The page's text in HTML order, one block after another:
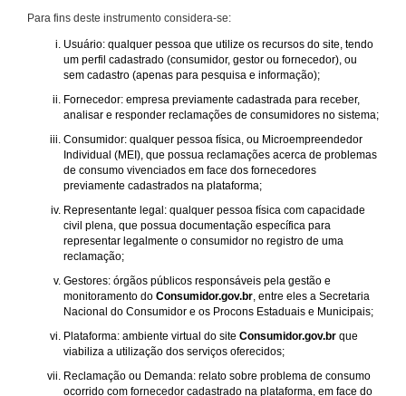
Para fins deste instrumento considera-se:
Usuário: qualquer pessoa que utilize os recursos do site, tendo
um perfil cadastrado (consumidor, gestor ou fornecedor), ou
sem cadastro (apenas para pesquisa e informação);
Fornecedor: empresa previamente cadastrada para receber,
analisar e responder reclamações de consumidores no sistema;
Consumidor: qualquer pessoa física, ou Microempreendedor
Individual (MEI), que possua reclamações acerca de problemas
de consumo vivenciados em face dos fornecedores
previamente cadastrados na plataforma;
Representante legal: qualquer pessoa física com capacidade
civil plena, que possua documentação específica para
representar legalmente o consumidor no registro de uma
reclamação;
Gestores: órgãos públicos responsáveis pela gestão e
monitoramento do Consumidor.gov.br, entre eles a Secretaria
Nacional do Consumidor e os Procons Estaduais e Municipais;
Plataforma: ambiente virtual do site Consumidor.gov.br que
viabiliza a utilização dos serviços oferecidos;
Reclamação ou Demanda: relato sobre problema de consumo
ocorrido com fornecedor cadastrado na plataforma, em face do